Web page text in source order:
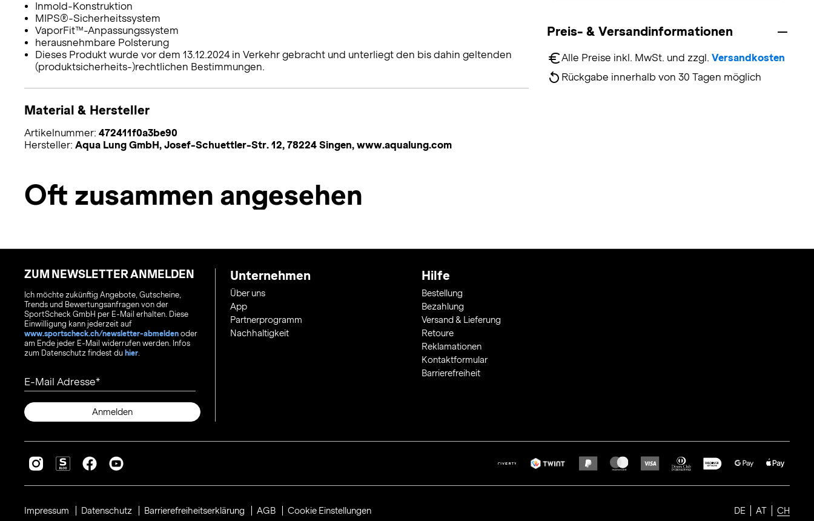
Preis- & Versandinformationen
Alle Preise inkl. MwSt. und zzgl. Versandkosten
Rückgabe innerhalb von 30 Tagen möglich
Inmold-Konstruktion
MIPS®-Sicherheitssystem
VaporFit™-Anpassungssystem
herausnehmbare Polsterung
Dieses Produkt wurde vor dem 13.12.2024 in Verkehr gebracht und unterliegt den bis dahin geltenden
(produktsicherheits-)rechtlichen Bestimmungen.
Material & Hersteller
Artikelnummer: 472411f0a3be90
Hersteller: Aqua Lung GmbH, Josef-Schuettler-Str. 12, 78224 Singen, www.aqualung.com
Oft zusammen angesehen
ZUM NEWSLETTER ANMELDEN
Ich möchte zukünftig Angebote, Gutscheine,
Trends und Bewertungsanfragen von der
SportScheck GmbH per E-Mail erhalten. Diese
Einwilligung kann jederzeit auf
www.sportscheck.ch/newsletter-abmelden oder
am Ende jeder E-Mail widerrufen werden. Infos
zum Datenschutz findest du hier.
E-Mail Adresse
Anmelden
Unternehmen
Über uns
App
Partnerprogramm
Nachhaltigkeit
Hilfe
Bestellung
Bezahlung
Versand & Lieferung
Retoure
Reklamationen
Kontaktformular
Barrierefreiheit
DE AT CH
Impressum Datenschutz Barrierefreiheitserklärung AGB Cookie Einstellungen